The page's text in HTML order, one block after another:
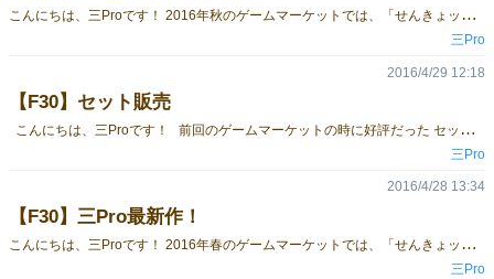
こ
んにちは、三Proです！ 2016年秋のゲームマーケットでは、「せんきょッ！」と「怪盗レインボー」、 「銀河の車窓から」を販売させていただきます！ 試遊もやっていますので皆様のご来店心よりお待ちしてます！
三Pro
【F30】セット販売
こんにちは、三Proです！ 前回のゲームマーケットの時に好評だった セット販売を今回も実施させていただきます！ ぜひこの機会に三Proのゲームをお買い上げください！
2016/4/29 12:18
三Pro
【F30】三Pro最新作！
こ
んにちは、三Proです！ 2016年春のゲームマーケットでは、「せんきょッ！」と「怪盗レインボー」、 さらに新作「銀河の車窓から」を販売させていただきます。 ・・・・・・・・・・・・・・・・・・・・・・・・・・・・・・・・・・・・・・・・・・・・・・・・・ 「せんきょッ！」 価格 1,800円 プレイ人数 2～4人 プレイ時間 30～60分 対象年齢 6歳以上 ・・・・・・・・・・・・・・・・・・・・・・・・・・・・・・・・・・・・・・・・・・・・・・・・・ 「怪盗レインボー」 価格 1,500円 プレイ人数 2人 プレイ時間 10～20分 対象年齢 10歳以上 ・・・・・・・・・・・・・・・・・・・・・・・・・・・・・・・・・・・・・・・・・・・・・・・・・ 「銀河の車窓から」 New 価格 2000円 プレイ人数 2～5人 プレイ時間 30～60分 対象年齢 10歳以上
2016/4/28 13:34
三Pro